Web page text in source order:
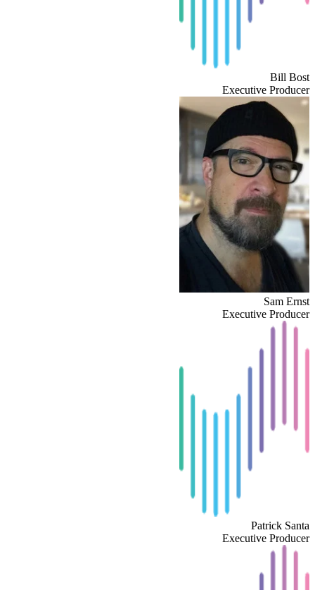
Bill Bost
Executive Producer
Sam Ernst
Executive Producer
Patrick Santa
Executive Producer